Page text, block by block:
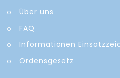
Über uns
FAQ
Informationen
Ordensgesetz